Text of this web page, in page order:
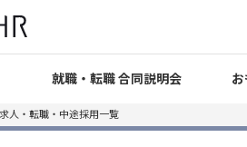
就職・転職 合同説明会
人・転職・中途採用一覧